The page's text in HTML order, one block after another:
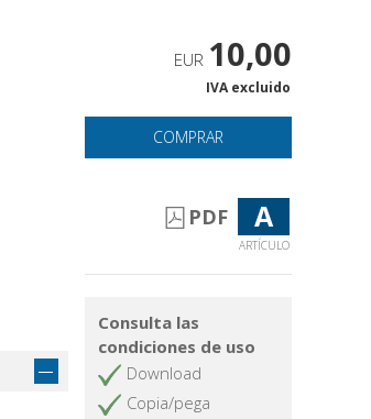
EUR 10,00
IVA excluido
COMPRAR
PDF A
ARTÍCULO
Consulta las
condiciones de uso
Download
Copia/pega